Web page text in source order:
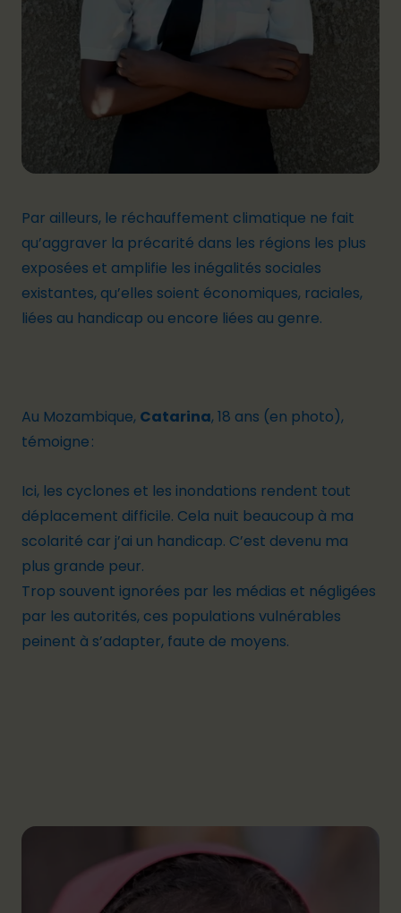
Par ailleurs, le réchauffement climatique ne fait
qu’aggraver la précarité dans les régions les plus
exposées et amplifie les inégalités sociales
existantes, qu’elles soient économiques, raciales,
liées au handicap ou encore liées au genre.
Au Mozambique, Catarina, 18 ans (en photo),
témoigne :
Ici, les cyclones et les inondations rendent tout
déplacement difficile. Cela nuit beaucoup à ma
scolarité car j’ai un handicap. C’est devenu ma
plus grande peur.
Trop souvent ignorées par les médias et négligées
par les autorités, ces populations vulnérables
peinent à s’adapter, faute de moyens.